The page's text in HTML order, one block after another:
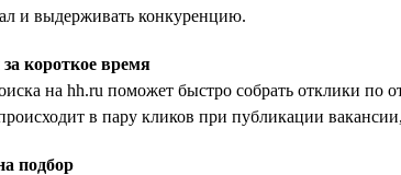
и выдерживать конкуренцию.
короткое время
на hh.ru поможет быстро собрать отклики
в пару кликов при публикации
подбор